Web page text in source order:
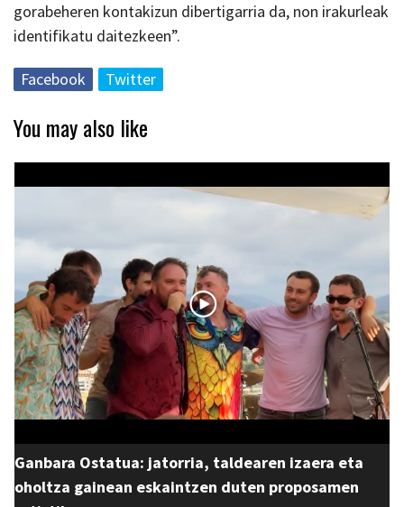
gorabeheren kontakizun dibertigarria da, non irakurleak
identifikatu daitezkeen”.
Facebook Twitter
You may also like
Ganbara Ostatua: jatorria, taldearen izaera eta
oholtza gainean eskaintzen duten proposamen